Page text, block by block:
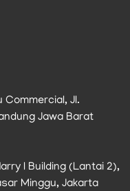
Commercial, Jl.
Jawa Barat
I Building (Lantai 2),
Minggu, Jakarta